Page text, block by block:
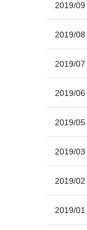
2019/09
2019/08
2019/07
2019/06
2019/05
2019/03
2019/02
2019/01